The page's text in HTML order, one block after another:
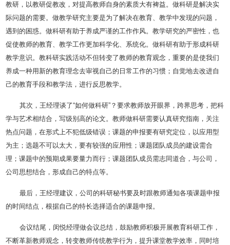
教研，以教研促教改，对提高教师自身的素质大有裨益。做科研是解决实
际问题的需要。做教学研究主要是为了解决在教育、教学中发现的问题，
遇到的困惑。做科研有助于养成严谨的工作作风。教学研究的严密性，也
促使教师的教育、教学工作更加科学化、系统化。做科研有助于形成科研
教学意识。教科研实践活动不但转变了教师的教育观念，重要的是使我们
养成一种用新的教育理念去审视自己的日常工作的习惯；自觉地去改进自
己的教育手段和教学法，进行反思教学。
其次，王经理谈了“如何做科研”？要求教师放开眼界，跨界思考，把科
学与艺术相结合，写级别高的论文。教师做科研需要认真研究指南，关注
热点问题，在形式上不犯低级错误；课题的申报要有研究定位，以应用型
为主；选题不可以太大，要有较强的应用性；课题团队成员的建设需合
理；课题中的预期成果要量力而行；课题团队成员需志同道合，与公司，
公司思想结合，形成自己的特点等。
最后，王经理建议，公司的科研秘书要及时跟教师通知各项课题申报
的时间结点，根据自己的特长选择适合的课题申报。
会议结尾，闵悦经理做会议总结，鼓励教师积极开展教育科研工作，
不断革新教师观念，转变教师传统教学行为，提升课堂教学效率，同时培